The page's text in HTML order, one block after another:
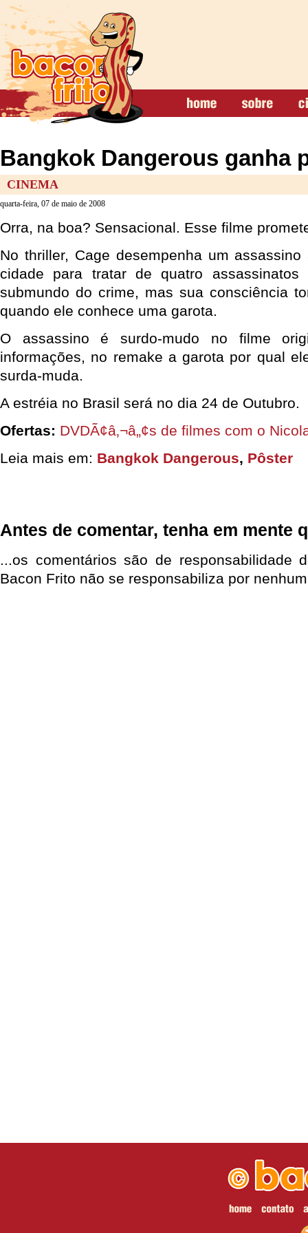
Bangkok Dangerous ganha
CINEMA
quarta-feira, 07 de maio de 2008
Orra, na boa? Sensacional. Esse filme
No thriller, Cage desempenha um
cidade para tratar de quatro
submundo do crime, mas sua consciência
quando ele conhece uma garota.
O assassino é surdo-mudo no filme
informações, no remake a garota por qual
surda-muda.
A estréia no Brasil será no dia 24 de Outubro.
Ofertas: DVDÃ¢â‚¬â„¢s de filmes com o
Leia mais em: Bangkok Dangerous, Pôster
Antes de comentar, tenha em mente
...os comentários são de responsabilidade
Bacon Frito não se responsabiliza por